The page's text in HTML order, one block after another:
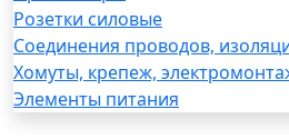
Розетки силовые
Соединения проводов,
Хомуты, крепеж,
Элементы питания